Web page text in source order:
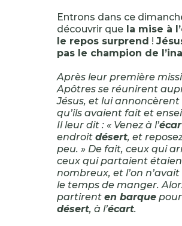
Entrons dans ce
découvrir quela mise à
le repos surprend !
pas le champion de
Après leur première
Apôtres se réunirent
Jésus, et lui
qu’ils avaient fait et
Il leur dit : « Venez à l’
endroit désert, et
peu. » De fait, ceux qui
ceux qui partaient
nombreux, et l’on
le temps de manger.
partirent en barque
désert, à l’écart.